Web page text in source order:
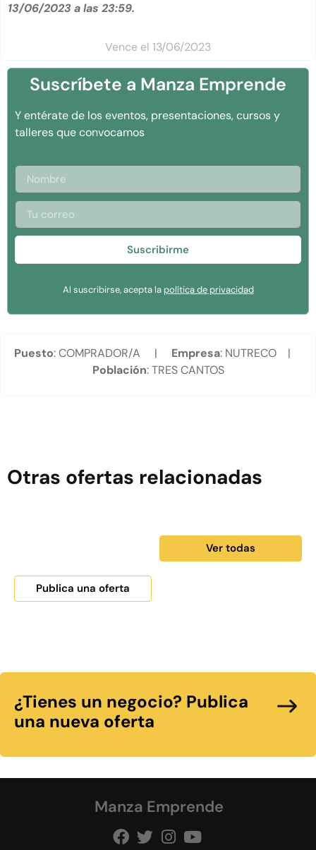
13/06/2023 a las 23:59.
Vence el 13/06/2023
Suscríbete a Manza Emprende
Y entérate de los eventos, presentaciones, cursos y
talleres que convocamos
Suscribirme
Al suscribirse, acepta la política de privacidad
Puesto: COMPRADOR/A | Empresa: NUTRECO |
Población: TRES CANTOS
Otras ofertas relacionadas
Ver todas
Publica una oferta
¿Tienes un negocio? Publica
una nueva oferta
Manza Emprende